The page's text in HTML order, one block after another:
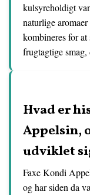
kulsyreholdigt
naturlige
kombineres for
frugtagtige
Hvad er
Appelsin,
udviklet
Faxe Kondi
og har siden da